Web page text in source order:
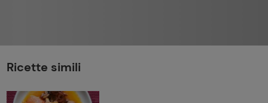
Ricette simili